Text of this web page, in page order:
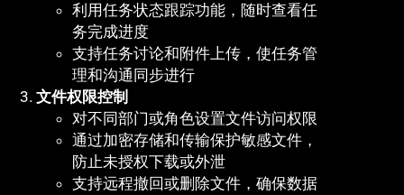
利用任务状态跟踪功能，随时查看任
务完成进度
支持任务讨论和附件上传，使任务管
理和沟通同步进行
文件权限控制
对不同部门或角色设置文件访问权限
通过加密存储和传输保护敏感文件，
防止未授权下载或外泄
支持远程撤回或删除文件，确保数据